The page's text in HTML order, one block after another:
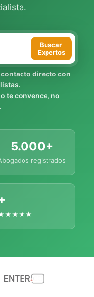
Buscar
Expertos
contacto directo con
te convence, no
5.000+
registrados
★★★★★